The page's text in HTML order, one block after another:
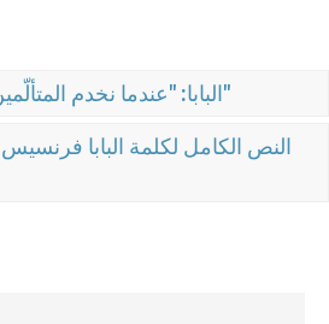
البابا: "عندما نخدم المتألّمين نكرّم جسد المسيح"
النص الكامل لكلمة البابا